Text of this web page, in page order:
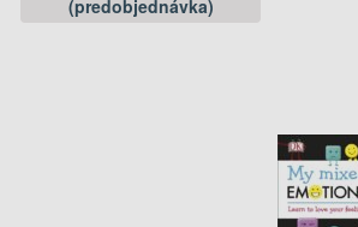
(predobjednávka)